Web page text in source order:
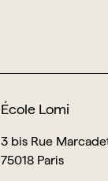
École Lomi
3 bis Rue
75018 Paris